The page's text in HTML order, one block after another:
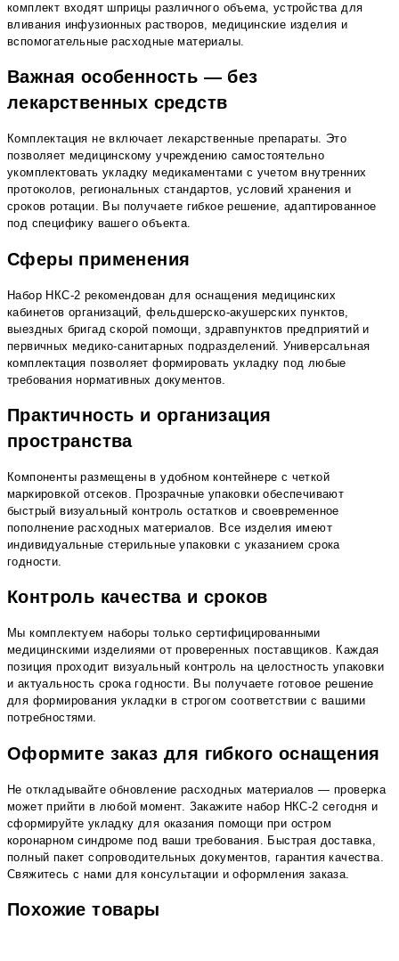
комплект входят шприцы различного объема, устройства для
вливания инфузионных растворов, медицинские изделия и
вспомогательные расходные материалы.
Важная особенность — без
лекарственных средств
Комплектация не включает лекарственные препараты. Это
позволяет медицинскому учреждению самостоятельно
укомплектовать укладку медикаментами с учетом внутренних
протоколов, региональных стандартов, условий хранения и
сроков ротации. Вы получаете гибкое решение, адаптированное
под специфику вашего объекта.
Сферы применения
Набор НКС-2 рекомендован для оснащения медицинских
кабинетов организаций, фельдшерско-акушерских пунктов,
выездных бригад скорой помощи, здравпунктов предприятий и
первичных медико-санитарных подразделений. Универсальная
комплектация позволяет формировать укладку под любые
требования нормативных документов.
Практичность и организация
пространства
Компоненты размещены в удобном контейнере с четкой
маркировкой отсеков. Прозрачные упаковки обеспечивают
быстрый визуальный контроль остатков и своевременное
пополнение расходных материалов. Все изделия имеют
индивидуальные стерильные упаковки с указанием срока
годности.
Контроль качества и сроков
Мы комплектуем наборы только сертифицированными
медицинскими изделиями от проверенных поставщиков. Каждая
позиция проходит визуальный контроль на целостность упаковки
и актуальность срока годности. Вы получаете готовое решение
для формирования укладки в строгом соответствии с вашими
потребностями.
Оформите заказ для гибкого оснащения
Не откладывайте обновление расходных материалов — проверка
может прийти в любой момент. Закажите набор НКС-2 сегодня и
сформируйте укладку для оказания помощи при остром
коронарном синдроме под ваши требования. Быстрая доставка,
полный пакет сопроводительных документов, гарантия качества.
Свяжитесь с нами для консультации и оформления заказа.
Похожие товары